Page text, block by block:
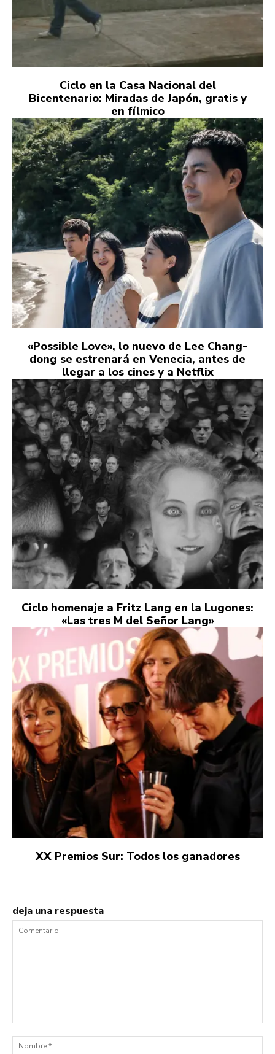
Ciclo en la Casa Nacional del
Bicentenario: Miradas de Japón, gratis y
en fílmico
«Possible Love», lo nuevo de Lee Chang-
dong se estrenará en Venecia, antes de
llegar a los cines y a Netflix
Ciclo homenaje a Fritz Lang en la Lugones:
«Las tres M del Señor Lang»
XX Premios Sur: Todos los ganadores
deja una respuesta